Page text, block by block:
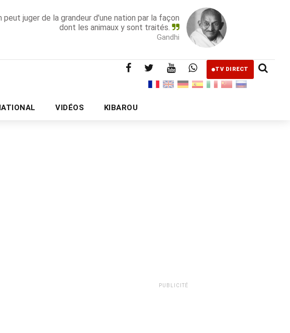
peut juger de la grandeur d'une nation par la façon
dont les animaux y sont traités.
Gandhi
TV DIRECT
VIDÉOS KIBAROU
PUBLICITÉ